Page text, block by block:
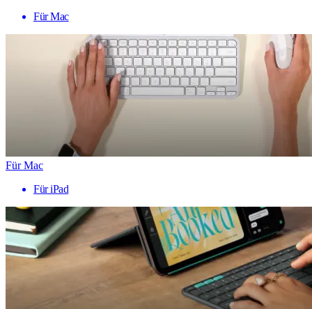
Für Mac
Für Mac
Für iPad